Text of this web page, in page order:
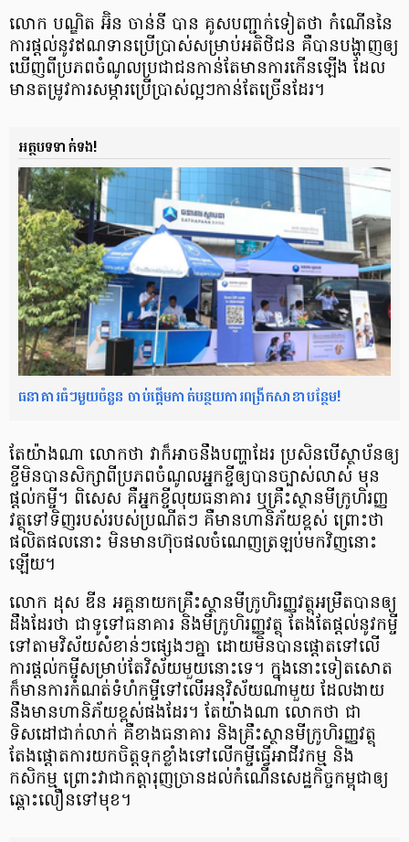
លោក បណ្ឌិត អ៊ិន ចាន់នី បាន គូសបញ្ជាក់ទៀតថា កំណើននៃ​
ការផ្ដល់​នូវឥណទាន​ប្រើប្រាស់​សម្រាប់​អតិថិជន គឺបាន​បង្ហាញ​ឲ្យ
ឃើញពីប្រភព​ចំណូលប្រជាជន​កាន់តែមាន​ការកើនឡើង ដែល
មានតម្រូវការ​សម្ភារ​ប្រើប្រាស់​ល្អៗកាន់តែច្រើនដែរ។
អត្ថបទទាក់ទង!
ធនាគារធំៗមួយចំនួន ចាប់ផ្ដើមកាត់បន្ថយការពង្រីកសាខាបន្ថែម!
តែយ៉ាងណា លោកថា វា​ក៏អាច​នឹងបញ្ហា​ដែរ ប្រសិន​បើ​ស្ថាប័ន​ឲ្យ
ខ្ចី​មិនបាន​សិក្សាពី​ប្រភពចំណូល​អ្នកខ្ចី​ឲ្យបាន​ច្បាស់លាស់ មុន
ផ្ដល់កម្ចី។ ពិសេស គឺអ្នកខ្ចី​លុយធនាគារ ឬគ្រឹះស្ថានមីក្រូហិរញ្ញ
វត្ថុ​ ទៅទិញរបស់​របស់ប្រណីតៗ គឺមានហានិភ័យខ្ពស់ ព្រោះថា
ផលិតផលនោះ មិនមាន​ហ៊ុច​ផលចំណេញ​ត្រឡប់មក​វិញនោះ​
ឡើយ។
លោក ដុស ឌីន អគ្គនាយកគ្រឹះស្ថានមីក្រូហិរញ្ញវត្ថុអម្រឹតបាន​ឲ្យ
ដឹងដែរថា ជាទូទៅ​ធនាគារ និងមីក្រូ​ហិរញ្ញវត្ថុ តែង​តែផ្ដល់នូវ​កម្ចី​
ទៅតាម​វិស័យ​សំខាន់ៗផ្សេងៗគ្នា ដោយមិនបាន​ផ្ដោត​ទៅលើ
ការ​ផ្ដល់​កម្ចី​សម្រាប់​តែ​វិស័យមួយនោះទេ។ ក្នុងនោះទៀតសោត
ក៏មាន​ការ​កំណត់​ទំហំ​កម្ចី​ទៅលើ​អនុវិស័យ​ណាមួយ ដែល​ងាយ​
នឹងមាន​ហានិភ័យខ្ពស់ផងដែរ។ តែយ៉ាងណា លោកថា ជា
ទិសដៅជាក់លាក់ គឺខាង​ធនាគារ និងគ្រឹះស្ថាន​មីក្រូហិរញ្ញវត្ថុ
តែងផ្ដោតការ​យកចិត្តទុក​ខ្លាំង​ទៅលើ​កម្ចី​ធ្វើអាជីវកម្ម និង​
កសិកម្ម ព្រោះវាជា​កត្តារុញ​ច្រាន​ដល់កំណើន​សេដ្ឋកិច្ច​កម្ពុជា​ឲ្យ
ឆ្ពោះលឿនទៅមុខ។